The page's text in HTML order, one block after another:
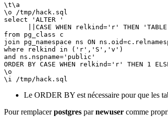
\t\a
\o /tmp/hack.sql
select 'ALTER '
||CASE WHEN relkind='r' THEN
from pg_class c
join pg_namespace ns ON
where relkind in ('r','S','v')
and ns.nspname='public'
ORDER BY CASE WHEN relkind='r' THEN 1
\o
\i /tmp/hack.sql
Le ORDER BY est nécessaire pour que les
Pour remplacerpostgres parnewuser comme